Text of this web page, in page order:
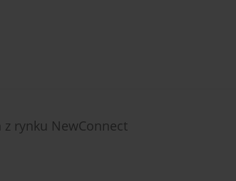
rynku NewConnect